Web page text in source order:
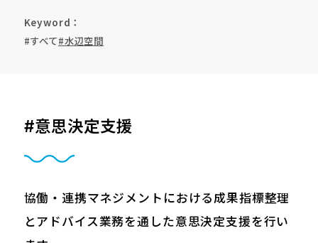
Keyword
#すべて#水辺空間
#意思決定支援
協働・連携マネジメントにおける成果指標整理
とアドバイス業務を通した意思決定支援を行い